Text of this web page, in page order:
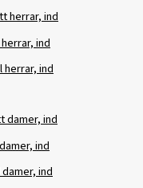
herrar, ind
ind
herrar, ind
damer, ind
ind
ind